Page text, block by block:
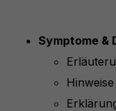
Symptome &